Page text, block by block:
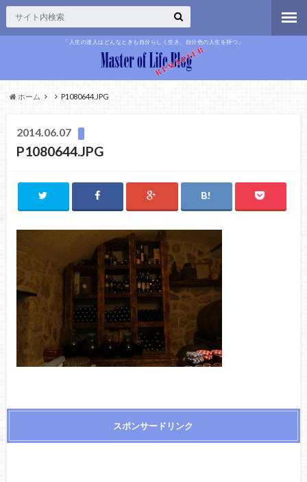
「人生の達人はどんなときも自分らしく生き、自分色の人生を持つ」
ホーム P1080644.JPG
2014.06.07
P1080644.JPG
スポンサードリンク